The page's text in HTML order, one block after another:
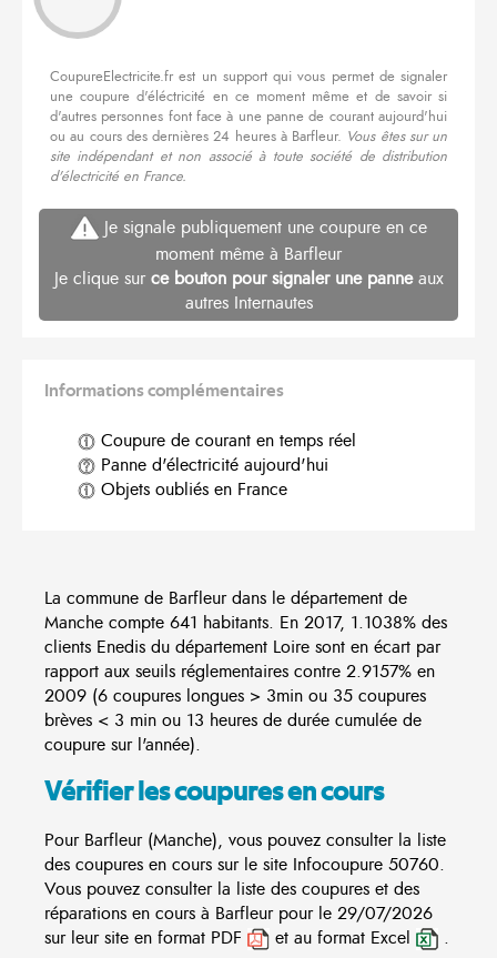
CoupureElectricite.fr est un support qui vous permet de signaler
une coupure d'éléctricité en ce moment même et de savoir si
d'autres personnes font face à une panne de courant aujourd'hui
ou au cours des dernières 24 heures à Barfleur. Vous êtes sur un
site indépendant et non associé à toute société de distribution
d'électricité en France.
Je signale publiquement une coupure en ce
moment même à Barfleur
Je clique sur ce bouton pour signaler une panneaux
autres Internautes
Informations complémentaires
Coupure de courant en temps réel
Panne d'électricité aujourd'hui
Objets oubliés en France
La commune de Barfleur dans le département de
Manche compte 641 habitants. En 2017, 1.1038% des
clients Enedis du département Loire sont en écart par
rapport aux seuils réglementaires contre 2.9157% en
2009 (6 coupures longues > 3min ou 35 coupures
brèves < 3 min ou 13 heures de durée cumulée de
coupure sur l'année).
Vérifier les coupures en cours
Pour Barfleur (Manche), vous pouvez consulter la liste
des coupures en cours sur le site Infocoupure 50760.
Vous pouvez consulter la liste des coupures et des
réparations en cours à Barfleur pour le 29/07/2026
sur leur site en format PDF
et au format Excel .